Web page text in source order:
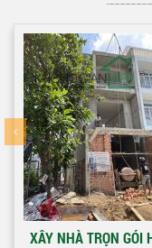
XÂY NHÀ TRỌN GÓI